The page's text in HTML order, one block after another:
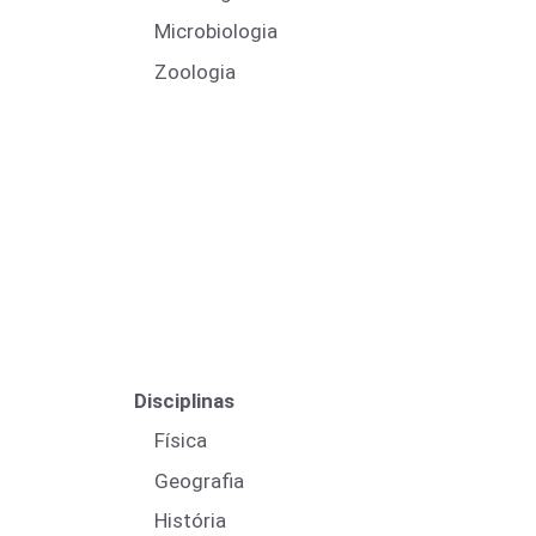
Microbiologia
Zoologia
Disciplinas
Física
Geografia
História